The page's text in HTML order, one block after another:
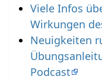
Viele Infos
Wirkungen
Neuigkeiten
Podcast